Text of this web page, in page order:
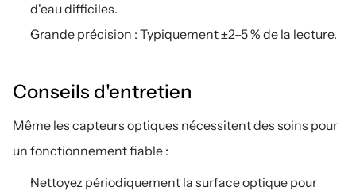
d'eau difficiles.
Grande précision : Typiquement ±2–5 % de la lecture.
Conseils d'entretien
Même les capteurs optiques nécessitent des soins pour
un fonctionnement fiable :
Nettoyez périodiquement la surface optique pour